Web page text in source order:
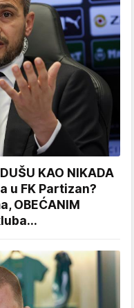
KAO NIKADA
u FK Partizan?
OBEĆANIM